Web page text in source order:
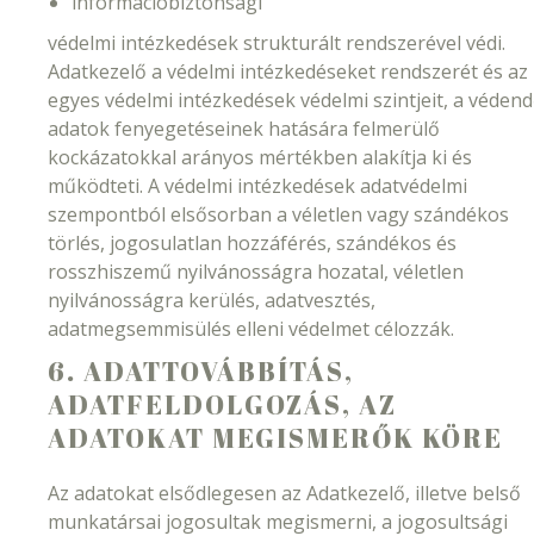
védelmi intézkedések strukturált rendszerével védi.
Adatkezelő a védelmi intézkedéseket rendszerét és az
egyes védelmi intézkedések védelmi szintjeit, a
adatok fenyegetéseinek hatására felmerülő
kockázatokkal arányos mértékben alakítja ki és
működteti. A védelmi intézkedések adatvédelmi
szempontból elsősorban a véletlen vagy szándékos
törlés, jogosulatlan hozzáférés, szándékos és
rosszhiszemű nyilvánosságra hozatal, véletlen
nyilvánosságra kerülés, adatvesztés,
adatmegsemmisülés elleni védelmet célozzák.
6. ADATTOVÁBBÍTÁS,
ADATFELDOLGOZÁS, AZ
ADATOKAT MEGISMERŐK KÖRE
Az adatokat elsődlegesen az Adatkezelő, illetve belső
munkatársai jogosultak megismerni, a jogosultsági